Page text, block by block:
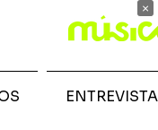
×